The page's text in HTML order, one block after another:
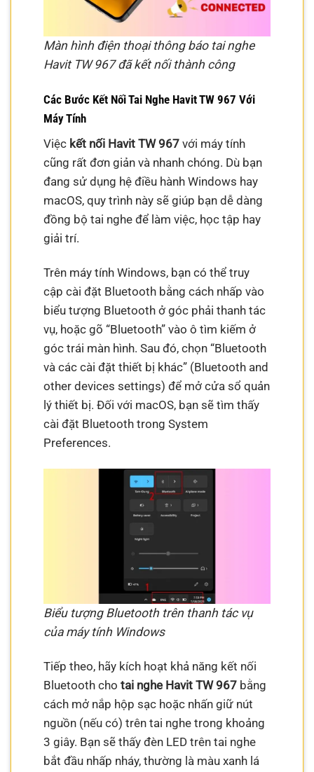
Màn hình điện thoại thông báo tai nghe
Havit TW 967 đã kết nối thành công
Các Bước Kết Nối Tai Nghe Havit TW 967 Với
Máy Tính
Việc kết nối Havit TW 967 với máy tính
cũng rất đơn giản và nhanh chóng. Dù bạn
đang sử dụng hệ điều hành Windows hay
macOS, quy trình này sẽ giúp bạn dễ dàng
đồng bộ tai nghe để làm việc, học tập hay
giải trí.
Trên máy tính Windows, bạn có thể truy
cập cài đặt Bluetooth bằng cách nhấp vào
biểu tượng Bluetooth ở góc phải thanh tác
vụ, hoặc gõ “Bluetooth” vào ô tìm kiếm ở
góc trái màn hình. Sau đó, chọn “Bluetooth
và các cài đặt thiết bị khác” (Bluetooth and
other devices settings) để mở cửa sổ quản
lý thiết bị. Đối với macOS, bạn sẽ tìm thấy
cài đặt Bluetooth trong System
Preferences.
Biểu tượng Bluetooth trên thanh tác vụ
của máy tính Windows
Tiếp theo, hãy kích hoạt khả năng kết nối
Bluetooth chotai nghe Havit TW 967 bằng
cách mở nắp hộp sạc hoặc nhấn giữ nút
nguồn (nếu có) trên tai nghe trong khoảng
3 giây. Bạn sẽ thấy đèn LED trên tai nghe
bắt đầu nhấp nháy, thường là màu xanh lá